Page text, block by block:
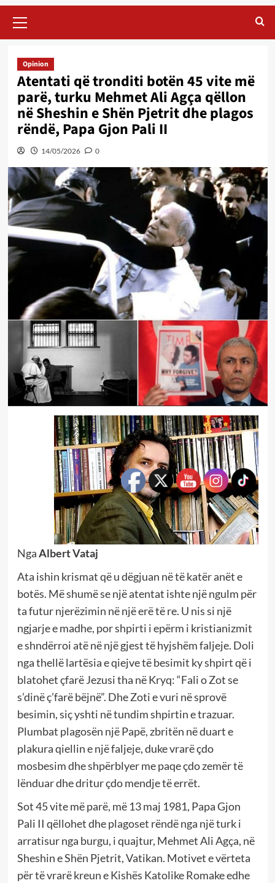
Menu
Opinion
Atentati që tronditi botën 45 vite më
parë, turku Mehmet Ali Agça qëllon
në Sheshin e Shën Pjetrit dhe plagos
rëndë, Papa Gjon Pali II
14/05/2026 0
NgaAlbert Vataj
Ata ishin krismat që u dëgjuan në të katër anët e
botës. Më shumë se një atentat ishte një ngulm për
ta futur njerëzimin në një erë të re. U nis si një
ngjarje e madhe, por shpirti i epërm i kristianizmit
e shndërroi atë në një gjest të hyjshëm faljeje. Doli
nga thellë lartësia e qiejve të besimit ky shpirt që i
blatohet çfarë Jezusi tha në Kryq: “Fali o Zot se
s’dinë ç’farë bëjnë”. Dhe Zoti e vuri në sprovë
besimin, siç yshti në tundim shpirtin e trazuar.
Plumbat plagosën një Papë, zbritën në duart e
plakura qiellin e një faljeje, duke vrarë çdo
mosbesim dhe shpërblyer me paqe çdo zemër të
lënduar dhe dritur çdo mendje të errët.
Sot 45 vite më parë, më 13 maj 1981, Papa Gjon
Pali II qëllohet dhe plagoset rëndë nga një turk i
arratisur nga burgu, i quajtur, Mehmet Ali Agça, në
Sheshin e Shën Pjetrit, Vatikan. Motivet e vërteta
për të vrarë kreun e Kishës Katolike Romake edhe